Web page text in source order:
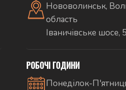
Нововолинськ,
область
Іваничівське шосе, 5
РОБОЧІ ГОДИНИ
Понеділок-